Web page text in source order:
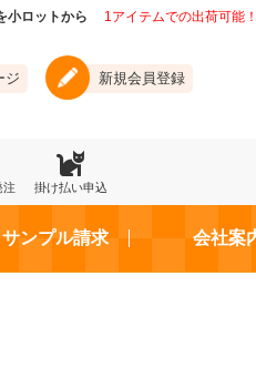
小ロットから 1アイテムでの出荷可能
ジ 新規会員登録
注 掛け払い申込
ンプル請求 会社案